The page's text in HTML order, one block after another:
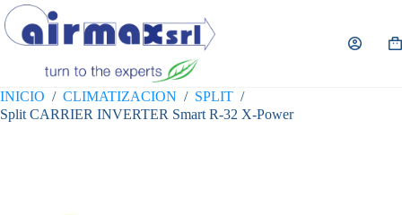
Saltar
al
contenido
INICIO / CLIMATIZACION / SPLIT /
Split CARRIER INVERTER Smart R-32 X-Power